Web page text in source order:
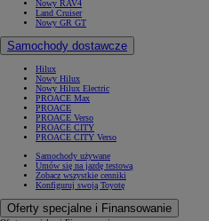
Nowy RAV4
Land Cruiser
Nowy GR GT
Samochody dostawcze
Hilux
Nowy Hilux
Nowy Hilux Electric
PROACE Max
PROACE
PROACE Verso
PROACE CITY
PROACE CITY Verso
Samochody używane
Umów się na jazdę testową
Zobacz wszystkie cenniki
Konfiguruj swoją Toyotę
Oferty specjalne i Finansowanie